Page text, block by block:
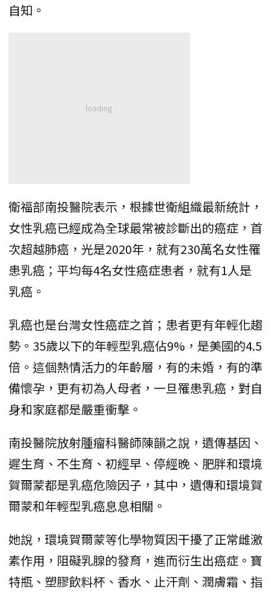
自知。
衛福部南投醫院表示，根據世衛組織最新統計，
女性乳癌已經成為全球最常被診斷出的癌症，首
次超越肺癌，光是2020年，就有230萬名女性罹
患乳癌；平均每4名女性癌症患者，就有1人是
乳癌。
乳癌也是台灣女性癌症之首；患者更有年輕化趨
勢。35歲以下的年輕型乳癌佔9%，是美國的4.5
倍。這個熱情活力的年齡層，有的未婚，有的準
備懷孕，更有初為人母者，一旦罹患乳癌，對自
身和家庭都是嚴重衝擊。
南投醫院放射腫瘤科醫師陳韻之說，遺傳基因、
遲生育、不生育、初經早、停經晚、肥胖和環境
賀爾蒙都是乳癌危險因子，其中，遺傳和環境賀
爾蒙和年輕型乳癌息息相關。
她說，環境賀爾蒙等化學物質因干擾了正常雌激
素作用，阻礙乳腺的發育，進而衍生出癌症。寶
特瓶、塑膠飲料杯、香水、止汗劑、潤膚霜、指